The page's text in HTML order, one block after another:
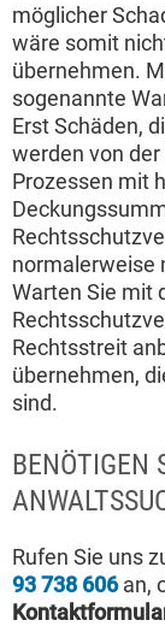
möglicher
wäre somit
übernehmen.
sogenannte
Erst Schäden,
werden von
Prozessen mit
normalerweise
Warten Sie mit
Rechtsstreit
übernehmen,
sind.
BENÖTIGEN
Rufen Sie uns
93 738 606an,